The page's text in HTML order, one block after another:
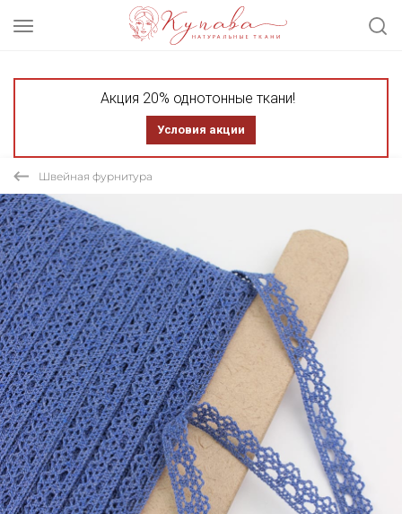
Акция 20% однотонные ткани!
Условия акции
Швейная фурнитура